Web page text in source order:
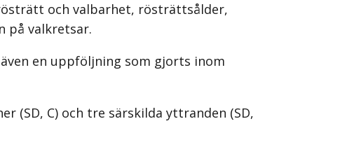
och valbarhet, rösträttsålder,
på valkretsar.
en uppföljning som gjorts inom
(SD, C) och tre särskilda yttranden (SD,